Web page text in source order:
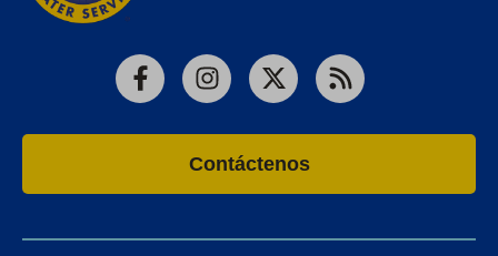
FacebookInstagram
X RSS
Contáctenos